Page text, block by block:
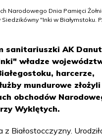
Narodowego Dnia Pamięci
"Inki w Białymstoku.
sanitariuszki AK
władze
harcerze,
mundurowe
obchodów
Wyklętych.
z Białostocczyzny.